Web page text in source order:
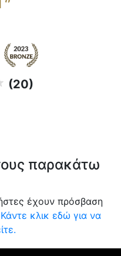
(20)
παρακάτω
έχουν πρόσβαση
Κάντε κλικ εδώ για να